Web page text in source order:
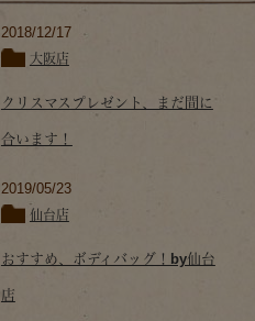
2018/12/17
大阪店
クリスマスプレゼント、まだ間に
合います！
2019/05/23
仙台店
おすすめ、ボディバッグ！by仙台
店